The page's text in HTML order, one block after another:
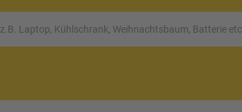
z.B. Laptop, Kühlschrank, Weihnachtsbaum, Batterie etc.